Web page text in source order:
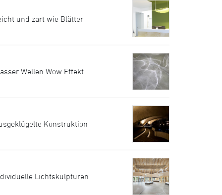
und zart wie Blätter
Wellen Wow Effekt
Konstruktion
Lichtskulpturen